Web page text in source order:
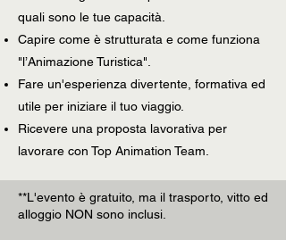
quali sono le tue capacità.
Capire come è strutturata e come funziona
"l’Animazione Turistica".
Fare un'esperienza divertente, formativa ed
utile per iniziare il tuo viaggio.
Ricevere una proposta lavorativa per
lavorare con Top Animation Team.
**L'evento è gratuito, ma il trasporto, vitto ed
alloggio NON sono inclusi.